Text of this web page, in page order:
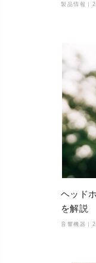
製品情報｜
ヘッド
を解説
音響機器｜